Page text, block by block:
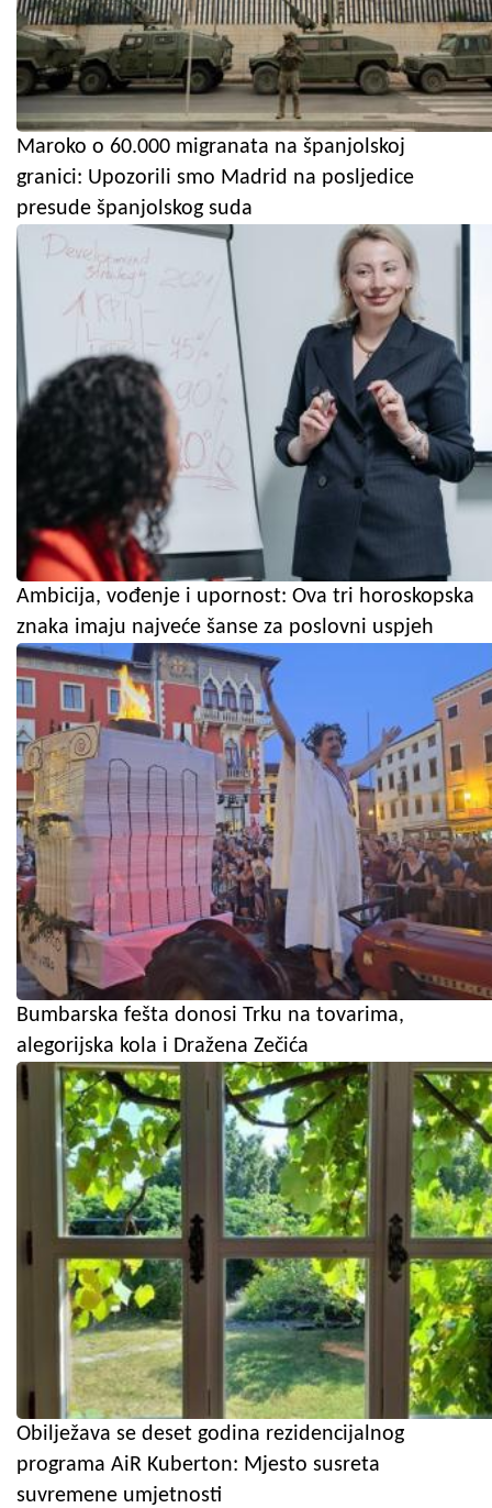
Maroko o 60.000 migranata na španjolskoj
granici: Upozorili smo Madrid na posljedice
presude španjolskog suda
Ambicija, vođenje i upornost: Ova tri horoskopska
znaka imaju najveće šanse za poslovni uspjeh
Bumbarska fešta donosi Trku na tovarima,
alegorijska kola i Dražena Zečića
Obilježava se deset godina rezidencijalnog
programa AiR Kuberton: Mjesto susreta
suvremene umjetnosti